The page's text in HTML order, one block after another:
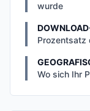
wurde
Prozentsatz
Wo sich Ihr